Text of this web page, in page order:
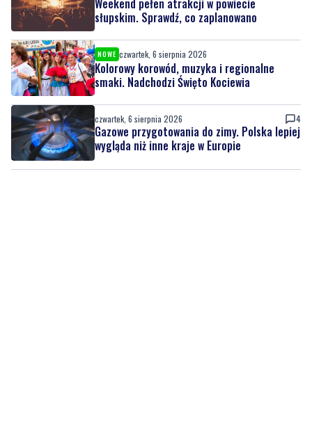
NOWE czwartek, 6 sierpnia 2026
Kolorowy korowód, muzyka i regionalne
czwartek, 6 sierpnia 2026
Gazowe przygotowania do zimy. Polska lepiej